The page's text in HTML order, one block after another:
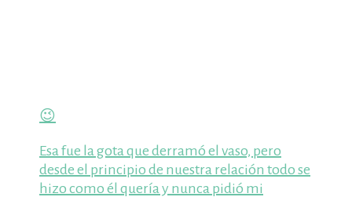
😉
Esa fue la gota que derramó el vaso, pero
desde el principio de nuestra relación todo se
hizo como él quería y nunca pidió mi